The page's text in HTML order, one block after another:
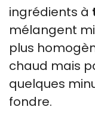
ingrédients à
mélangent
plus
chaud mais
quelques
fondre.